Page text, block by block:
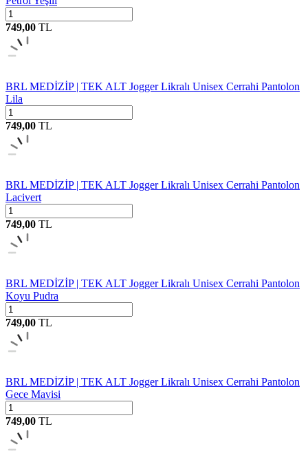
749,00 TL
BRL MEDİZİP | TEK ALT Jogger Likralı Unisex Cerrahi Pantolon
Lila
749,00 TL
BRL MEDİZİP | TEK ALT Jogger Likralı Unisex Cerrahi Pantolon
Lacivert
749,00 TL
BRL MEDİZİP | TEK ALT Jogger Likralı Unisex Cerrahi Pantolon
Koyu Pudra
749,00 TL
BRL MEDİZİP | TEK ALT Jogger Likralı Unisex Cerrahi Pantolon
Gece Mavisi
749,00 TL